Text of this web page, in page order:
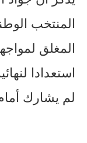
المنتخب
المغلق
لم يشارك